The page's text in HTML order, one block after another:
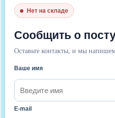
Нет на складе
Сообщить о
Оставьте контакты, и мы
Ваше имя
E-mail